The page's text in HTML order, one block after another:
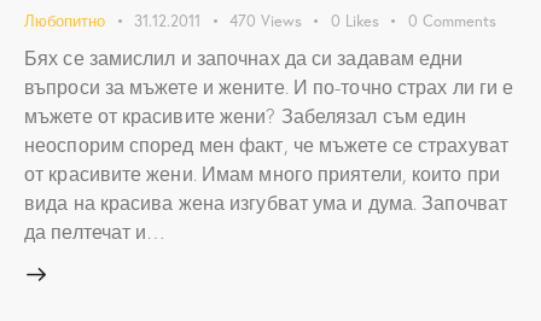
Любопитно 31.12.2011 470 Views 0 Likes 0 Comments
Бях се замислил и започнах да си задавам едни
въпроси за мъжете и жените. И по-точно страх ли ги е
мъжете от красивите жени? Забелязал съм един
неоспорим според мен факт, че мъжете се страхуват
от красивите жени. Имам много приятели, които при
вида на красива жена изгубват ума и дума. Започват
да пелтечат и…